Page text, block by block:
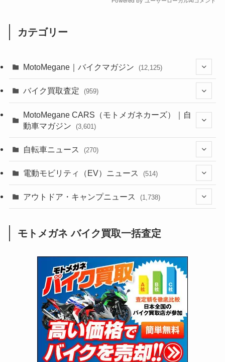
カテゴリー
MotoMegane｜バイクマガジン (12,125)
(44)
(1,241)
(637)
(118)
(60)
(31)
(51)
(34)
(5)
(12)
(63)
(252)
(38)
(24)
(16)
(25)
(24)
(47)
(15)
(249)
(64)
(16)
(62)
(4)
(6)
(17)
(306)
(6,953)
(2,473)
(249)
(1,226)
(12)
(131)
(38)
(131)
(167)
(85)
(21)
(61)
(171)
(98)
(13)
(274)
(171) (47)
(66)
(16)
(141)
(254)
(204)
(1,139)
(166)
(23)
(33)
(34)
(35)
(415)
(16)
バイク買取査定 (959)
(352)
MotoMegane CARS（モトメガネカーズ）｜自
動車マガジン
(3,601)
(185)
(137)
(72)
(2,742)
(126)
(170)
自転車ニュース (270)
(54)
(211)
電動モビリティ（EV）ニュース (514)
(132)
(171)
(118)
(27)
アウトドア・キャンプニュース (1,738)
(1,605)
(147)
(13)
(19)
(12)
モトメガネ バイク買取一括査定